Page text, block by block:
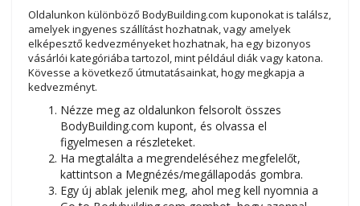
Oldalunkon különböző BodyBuilding.com kuponokat is találsz,
amelyek ingyenes szállítást hozhatnak, vagy amelyek
elképesztő kedvezményeket hozhatnak, ha egy bizonyos
vásárlói kategóriába tartozol, mint például diák vagy katona.
Kövesse a következő útmutatásainkat, hogy megkapja a
kedvezményt.
Nézze meg az oldalunkon felsorolt összes
BodyBuilding.com kupont, és olvassa el
figyelmesen a részleteket.
Ha megtalálta a megrendeléséhez megfelelőt,
kattintson a Megnézés/megállapodás gombra.
Egy új ablak jelenik meg, ahol meg kell nyomnia a